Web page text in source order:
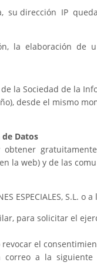
su dirección IP
la elaboración
de la Sociedad de la
desde el mismo
Datos
gratuitamente
la web) y de las
ESPECIALES,
para solicitar el
el
correo a la siguiente